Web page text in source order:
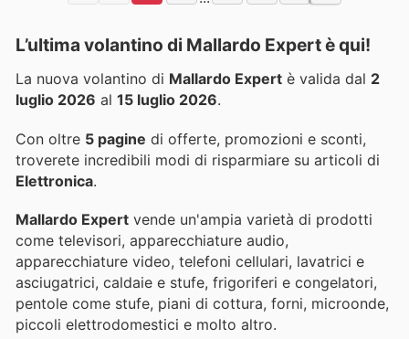
L’ultima volantino di Mallardo Expert è qui!
La nuova volantino di Mallardo Expert è valida dal 2
luglio 2026 al 15 luglio 2026.
Con oltre 5 pagine di offerte, promozioni e sconti,
troverete incredibili modi di risparmiare su articoli di
Elettronica.
Mallardo Expert vende un'ampia varietà di prodotti
come televisori, apparecchiature audio,
apparecchiature video, telefoni cellulari, lavatrici e
asciugatrici, caldaie e stufe, frigoriferi e congelatori,
pentole come stufe, piani di cottura, forni, microonde,
piccoli elettrodomestici e molto altro.